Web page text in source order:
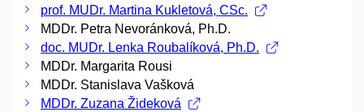
prof. MUDr. Martina Kukletová, CSc.
MDDr. Petra Nevoránková, Ph.D.
doc. MUDr. Lenka Roubalíková, Ph.D.
MDDr. Margarita Rousi
MDDr. Stanislava Vašková
MDDr. Zuzana Žideková